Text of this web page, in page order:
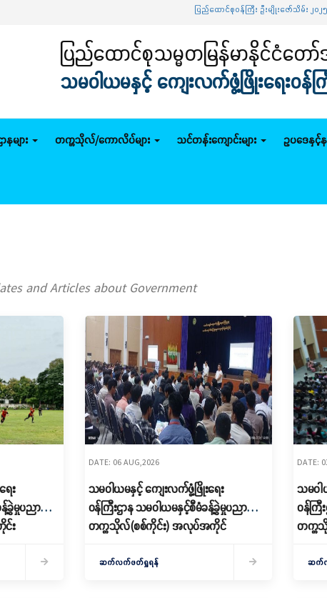
ပြည်ထောင်စုဝန်ကြီး ဦးမျိုးဇော်သိမ်း ၂၀၂၅-၂၀၂၆ ပညာ
ပြည်ထောင်စုသမ္မတမြန်မာနိုင်ငံတေ
သမဝါယမနှင့် ကျေးလက်ဖွံ့ဖြိုးရေးဝန်က
နများ တက္ကသိုလ်/ကောလိပ်များ သင်တန်းကျောင်းများ ဥပဒေနှင့်န
and Articles about Government
း
ခွဲမှုပညာ
း
ပွဲ (စစ်ကိုင်း
DATE: 06 AUG,2026
သမဝါယမနှင့် ကျေးလက်ဖွံ့ဖြိုးရေး
ဝန်ကြီးဌာန သမဝါယမနှင့်စီမံခန့်ခွဲမှုပညာ
တက္ကသိုလ်(စစ်ကိုင်း) အလုပ်အကိုင်
ဆက်လက်ဖတ်ရှုရန်
DATE:
သမဝါ
ဝန်ကြီ
တက္ကသို
ဦးစီ
ဆက်